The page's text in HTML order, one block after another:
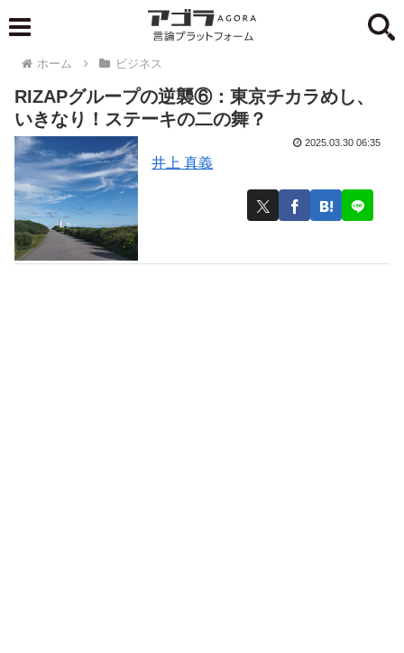
ホーム ビジネス
RIZAPグループの逆襲⑥：東京チカラめし、
いきなり！ステーキの二の舞？
井上 真義
2025.03.30 06:35